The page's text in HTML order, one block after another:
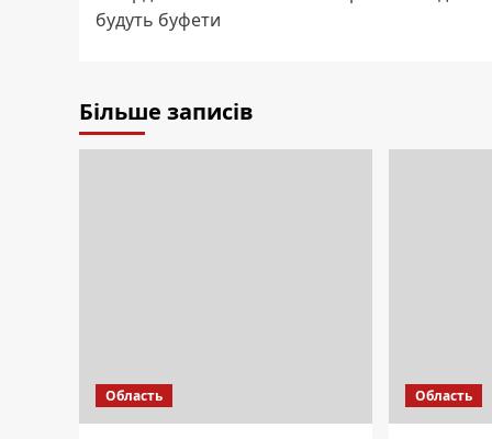
будуть буфети
Більше записів
Область Область